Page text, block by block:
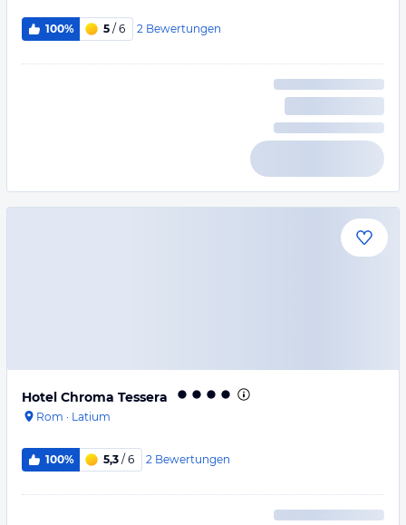
100% 5 / 6 2 Bewertungen
Hotel Chroma Tessera
Rom · Latium
100% 5,3 / 6 2 Bewertungen